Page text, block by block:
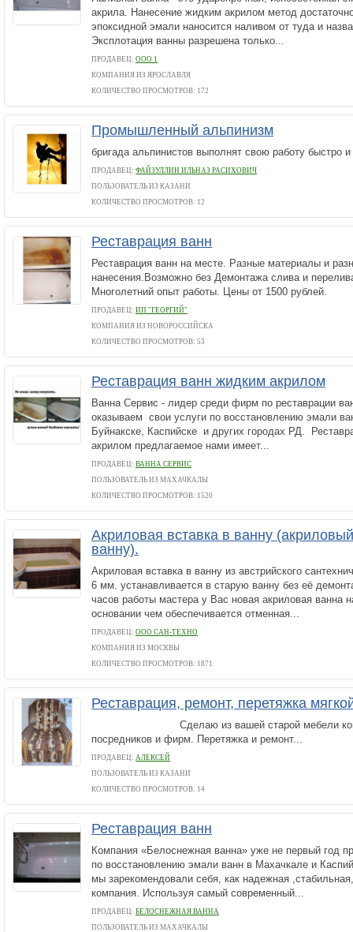
акрила. Нанесение жидким акрилом метод
эпоксидной эмали наносится наливом от туда и
Эксплотация ванны разрешена только...
ПРОДАВЕЦ: ООО 1
КОМПАНИЯ ИЗ ЯРОСЛАВЛЯ
КОЛИЧЕСТВО ПРОСМОТРОВ: 172
Промышленный альпинизм
бригада альпинистов выполнят свою работу быстро и
ПРОДАВЕЦ: ФАЙЗУЛЛИН ИЛЬНАЗ РАСИХОВИЧ
ПОЛЬЗОВАТЕЛЬ ИЗ КАЗАНИ
КОЛИЧЕСТВО ПРОСМОТРОВ: 12
Реставрация ванн
Реставрация ванн на месте. Разные материалы и
нанесения.Возможно без Демонтажа слива и
Многолетний опыт работы. Цены от 1500 рублей.
ПРОДАВЕЦ: ИП "ГЕОРГИЙ"
КОМПАНИЯ ИЗ НОВОРОССИЙСКА
КОЛИЧЕСТВО ПРОСМОТРОВ: 53
Реставрация ванн жидким акрилом
Ванна Сервис - лидер среди фирм по реставрации
оказываем свои услуги по восстановлению эмали
Буйнакске, Каспийске и других городах РД.
акрилом предлагаемое нами имеет...
ПРОДАВЕЦ: ВАННА СЕРВИС
ПОЛЬЗОВАТЕЛЬ ИЗ МАХАЧКАЛЫ
КОЛИЧЕСТВО ПРОСМОТРОВ: 1520
Акриловая вставка в ванну
ванну).
Акриловая вставка в ванну из австрийского
6 мм. устанавливается в старую ванну без её
часов работы мастера у Вас новая акриловая ванна
основании чем обеспечивается отменная...
ПРОДАВЕЦ: ООО САН-ТЕХНО
КОМПАНИЯ ИЗ МОСКВЫ
КОЛИЧЕСТВО ПРОСМОТРОВ: 1871
Реставрация, ремонт, перетяжка
Сделаю из вашей старой мебели
посредников и фирм. Перетяжка и ремонт...
ПРОДАВЕЦ: АЛЕКСЕЙ
ПОЛЬЗОВАТЕЛЬ ИЗ КАЗАНИ
КОЛИЧЕСТВО ПРОСМОТРОВ: 14
Реставрация ванн
Компания «Белоснежная ванна» уже не первый год
по восстановлению эмали ванн в Махачкале и
мы зарекомендовали себя, как надежная
компания. Используя самый современный...
ПРОДАВЕЦ: БЕЛОСНЕЖНАЯ ВАННА
ПОЛЬЗОВАТЕЛЬ ИЗ МАХАЧКАЛЫ